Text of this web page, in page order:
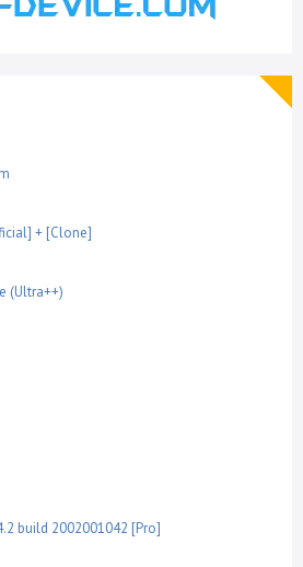
+ [Clone]
(Ultra++)
build 2002001042 [Pro]